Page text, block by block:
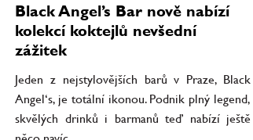
Black Angel’s Bar nově nabízí
kolekcí koktejlů nevšední
zážitek
Jeden z nejstylovějších barů v Praze, Black
Angel‘s, je totální ikonou. Podnik plný legend,
skvělých drinků i barmanů teď nabízí ještě